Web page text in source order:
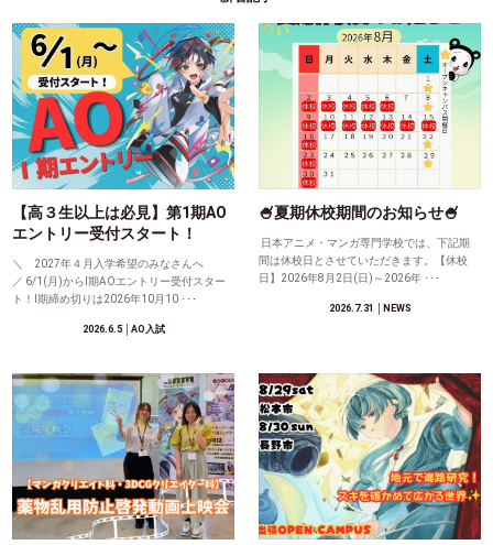
【高３生以上は必見】第1期AO
エントリー受付スタート！
＼ 2027年４月入学希望のみなさんへ
／ 6/1(月)からⅠ期AOエントリー受付スター
ト！Ⅰ期締め切りは2026年10月10 ･･･
2026.6.5│AO入試
🍧夏期休校期間のお知らせ🍧
日本アニメ・マンガ専門学校では、下記期
間は休校日とさせていただきます。【休校
日】2026年8月2日(日)～2026年 ･･･
2026.7.31 │NEWS